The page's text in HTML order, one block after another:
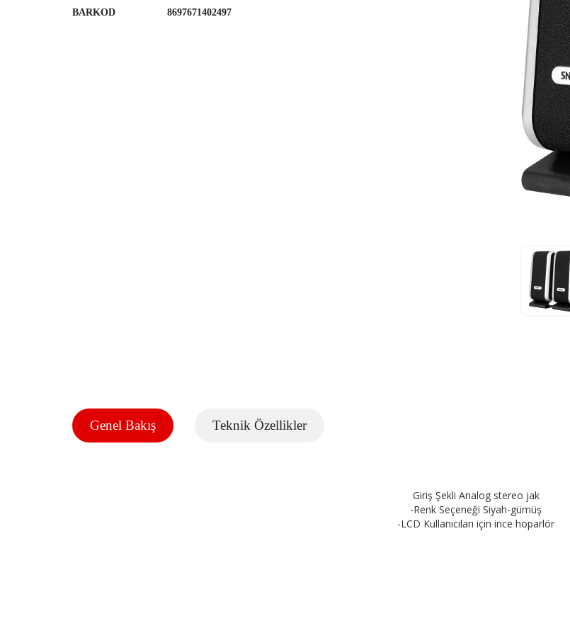
BARKOD 8697671402497
Genel Bakış Teknik Özellikler
Giriş Şekli Analog stereo jak
-Renk Seçeneği Siyah-gümüş
-LCD Kullanıcıları için ince hoparlör